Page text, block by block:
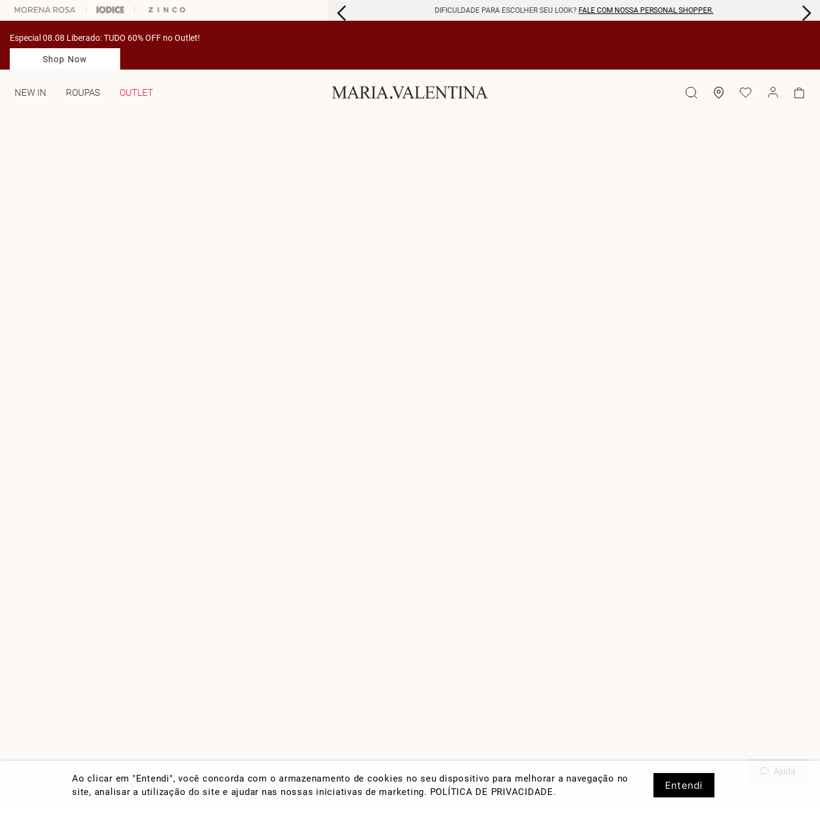
Ao clicar em "Entendi", você concorda com o armazenamento de cookies no seu dispositivo para melhorar a navegação no
site, analisar a utilização do site e ajudar nas nossas iniciativas de marketing. POLÍTICA DE PRIVACIDADE.
Entendi
Ajuda
OFF NA SUA 1° COMPRA USANDO O CUPOM: PRIMEIRAMV DIFICULDADE PARA ESCOLHER SEU LOOK? FALE COM NOSSA PERSONAL SHOPPER.
Especial 08.08 Liberado: TUDO 60% OFF no Outlet!
Shop Now
NEW IN ROUPAS OUTLET